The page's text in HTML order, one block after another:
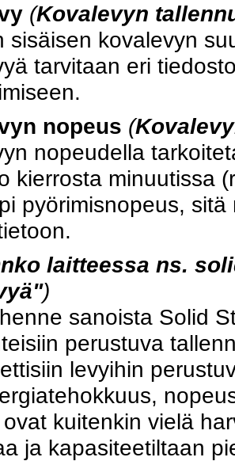
(Kovalevyn
sisäisen kovalevyn
tarvitaan eri
nopeus (
nopeudella
kierrosta minuutissa
pyörimisnopeus,
laitteessa ns.
)
sanoista Solid
perustuva
levyihin
kuitenkin vielä
ja kapasiteetiltaan